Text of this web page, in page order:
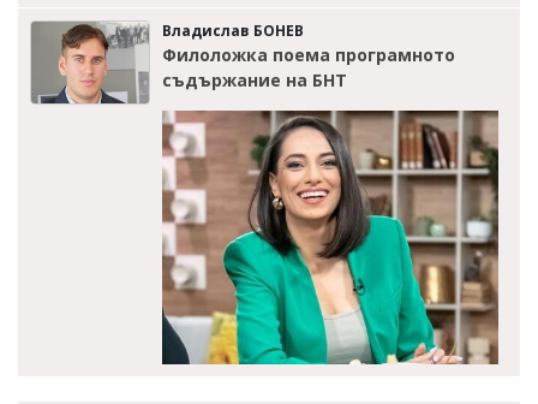
Владислав БОНЕВ
Филоложка поема програмното
съдържание на БНТ